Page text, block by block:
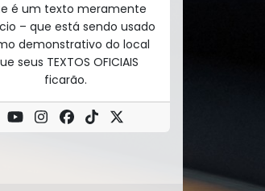
é um texto meramente
– que está sendo usado
demonstrativo do local
seus TEXTOS OFICIAIS
ficarão.